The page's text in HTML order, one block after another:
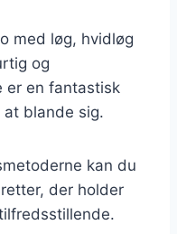
med løg, hvidløg
og
er en fantastisk
blande sig.
kan du
der holder